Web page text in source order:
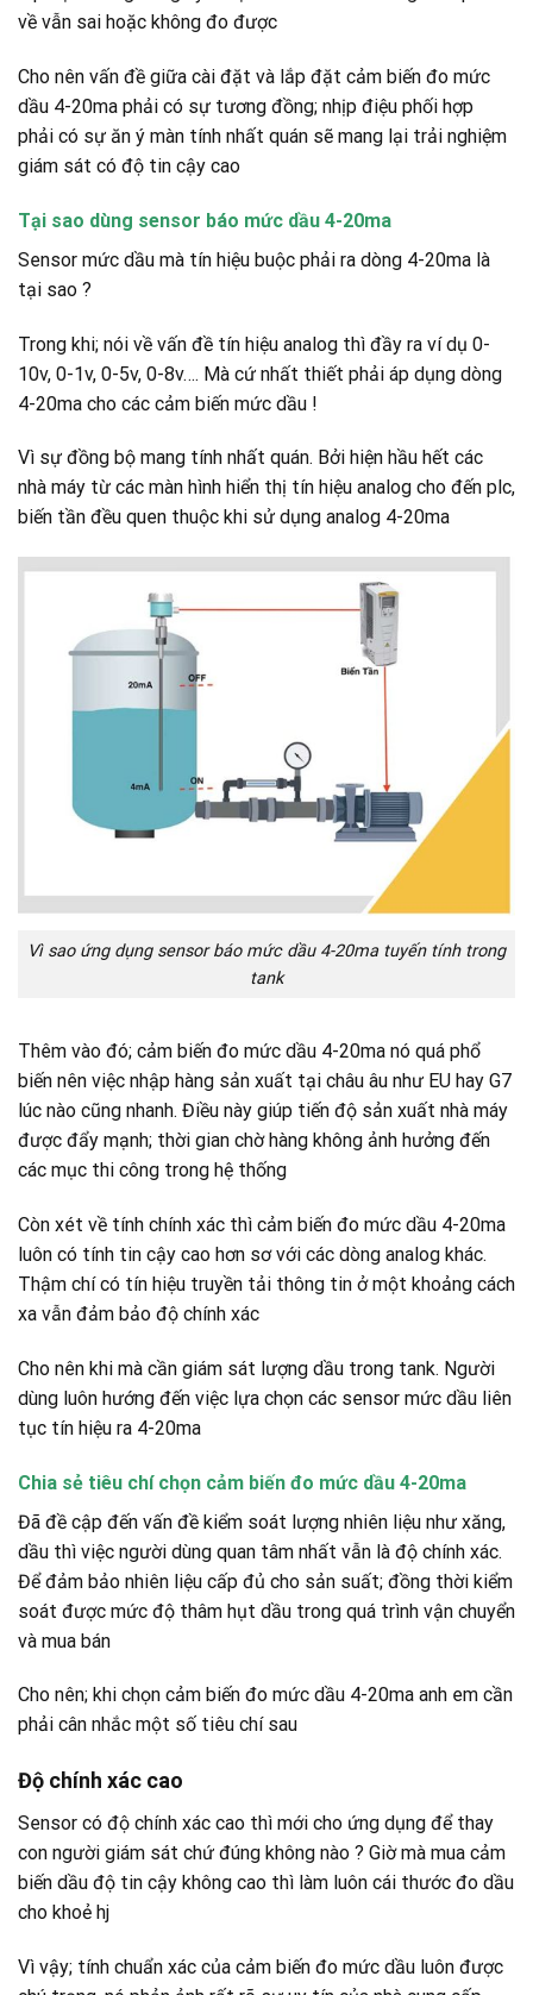
về vẫn sai hoặc không đo được
Cho nên vấn đề giữa cài đặt và lắp đặt cảm biến đo mức
dầu 4-20ma phải có sự tương đồng; nhịp điệu phối hợp
phải có sự ăn ý màn tính nhất quán sẽ mang lại trải nghiệm
giám sát có độ tin cậy cao
Tại sao dùng sensor báo mức dầu 4-20ma
Sensor mức dầu mà tín hiệu buộc phải ra dòng 4-20ma là
tại sao ?
Trong khi; nói về vấn đề tín hiệu analog thì đầy ra ví dụ 0-
10v, 0-1v, 0-5v, 0-8v…. Mà cứ nhất thiết phải áp dụng dòng
4-20ma cho các cảm biến mức dầu !
Vì sự đồng bộ mang tính nhất quán. Bởi hiện hầu hết các
nhà máy từ các màn hình hiển thị tín hiệu analog cho đến plc,
biến tần đều quen thuộc khi sử dụng analog 4-20ma
Vì sao ứng dụng sensor báo mức dầu 4-20ma tuyến tính trong
tank
Thêm vào đó; cảm biến đo mức dầu 4-20ma nó quá phổ
biến nên việc nhập hàng sản xuất tại châu âu như EU hay G7
lúc nào cũng nhanh. Điều này giúp tiến độ sản xuất nhà máy
được đẩy mạnh; thời gian chờ hàng không ảnh hưởng đến
các mục thi công trong hệ thống
Còn xét về tính chính xác thì cảm biến đo mức dầu 4-20ma
luôn có tính tin cậy cao hơn sơ với các dòng analog khác.
Thậm chí có tín hiệu truyền tải thông tin ở một khoảng cách
xa vẫn đảm bảo độ chính xác
Cho nên khi mà cần giám sát lượng dầu trong tank. Người
dùng luôn hướng đến việc lựa chọn các sensor mức dầu liên
tục tín hiệu ra 4-20ma
Chia sẻ tiêu chí chọn cảm biến đo mức dầu 4-20ma
Đã đề cập đến vấn đề kiểm soát lượng nhiên liệu như xăng,
dầu thì việc người dùng quan tâm nhất vẫn là độ chính xác.
Để đảm bảo nhiên liệu cấp đủ cho sản suất; đồng thời kiểm
soát được mức độ thâm hụt dầu trong quá trình vận chuyển
và mua bán
Cho nên; khi chọn cảm biến đo mức dầu 4-20ma anh em cần
phải cân nhắc một số tiêu chí sau
Độ chính xác cao
Sensor có độ chính xác cao thì mới cho ứng dụng để thay
con người giám sát chứ đúng không nào ? Giờ mà mua cảm
biến dầu độ tin cậy không cao thì làm luôn cái thước đo dầu
cho khoẻ hj
Vì vậy; tính chuẩn xác của cảm biến đo mức dầu luôn được